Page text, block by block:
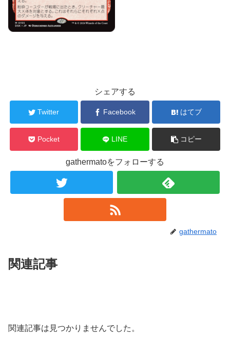
シェアする
Twitter Facebook はてブ
Pocket LINE コピー
gathermatoをフォローする
gathermato
関連記事
関連記事は見つかりませんでした。